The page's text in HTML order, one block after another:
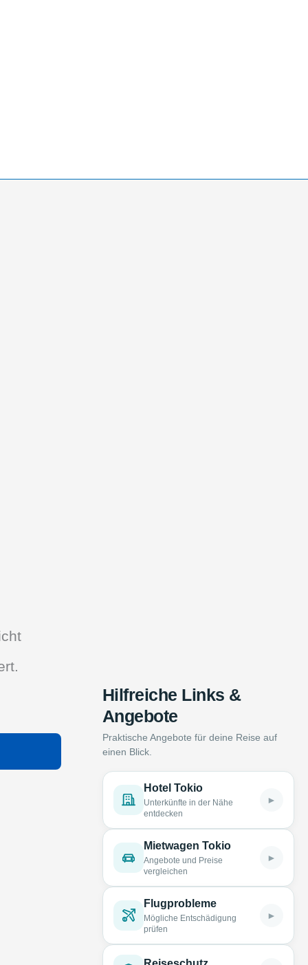
Hilfreiche Links &
Angebote
Praktische Angebote für deine Reise auf
einen Blick.
Hotel Tokio
Unterkünfte in der Nähe
entdecken
►
Mietwagen Tokio
Angebote und Preise
vergleichen
►
Flugprobleme
Mögliche Entschädigung
prüfen
►